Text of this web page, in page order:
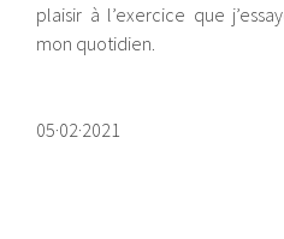
plaisir à l’exercice que
mon quotidien.
05·02·2021